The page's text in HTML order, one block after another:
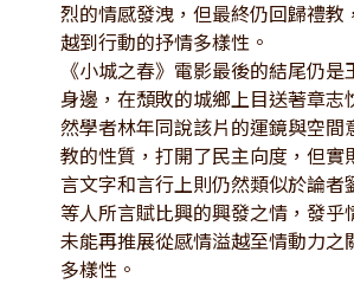
烈的情感發洩，但最終仍回歸禮教
越到行動的抒情多樣性。
《小城之春》電影最後的結尾仍
身邊，在頹敗的城鄉上目送著章志
然學者林年同說該片的運鏡與空間
教的性質，打開了民主向度，但實
言文字和言行上則仍然類似於論者
等人所言賦比興的興發之情，發乎
未能再推展從感情溢越至情動力之
多樣性。